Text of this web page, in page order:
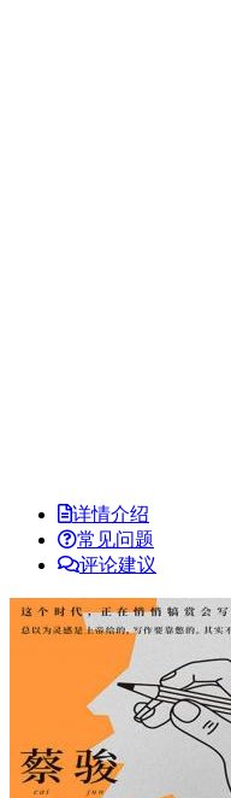
详情介绍
常见问题
评论建议